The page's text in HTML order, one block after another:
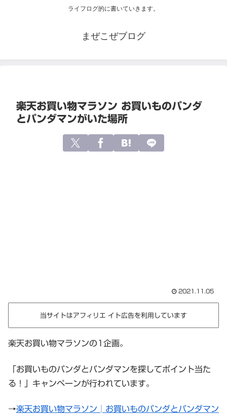
ライフログ的に書いていきます。
まぜこぜブログ
楽天お買い物マラソン お買いものパンダ
とパンダマンがいた場所
2021.11.05
当サイトはアフィリエ イト広告を利用しています
楽天お買い物マラソンの1企画。
「お買いものパンダとパンダマンを探してポイント当た
る！」キャンペーンが行われています。
→楽天お買い物マラソン│お買いものパンダとパンダマン